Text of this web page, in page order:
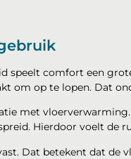
speelt comfort een
om op te lopen. Dat
met
Hierdoor voelt de
Dat betekent dat de